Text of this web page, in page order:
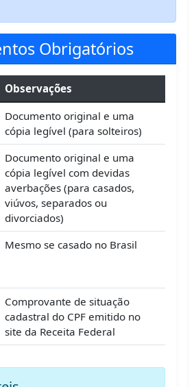
Obrigatórios
Observações
Documento original e uma
cópia legível (para solteiros)
Documento original e uma
cópia legível com devidas
averbações (para casados,
viúvos, separados ou
divorciados)
Mesmo se casado no Brasil
Comprovante de situação
cadastral do CPF emitido no
site da Receita Federal